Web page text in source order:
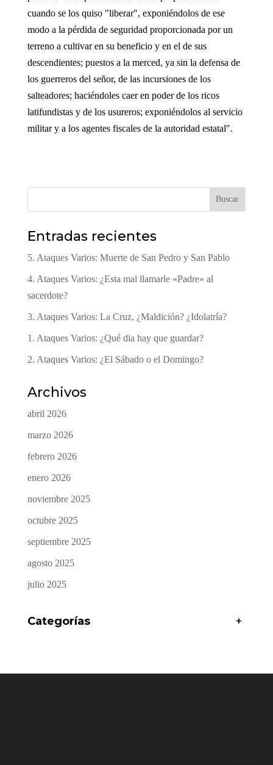
cuando se los quiso "liberar", exponiéndolos de ese
modo a la pérdida de seguridad proporcionada por un
terreno a cultivar en su beneficio y en el de sus
descendientes; puestos a la merced, ya sin la defensa de
los guerreros del señor, de las incursiones de los
salteadores; haciéndoles caer en poder de los ricos
latifundistas y de los usureros; exponiéndolos al servicio
militar y a los agentes fiscales de la autoridad estatal".
Buscar
Entradas recientes
5. Ataques Varios: Muerte de San Pedro y San Pablo
4. Ataques Varios: ¿Esta mal llamarle «Padre» al
sacerdote?
3. Ataques Varios: La Cruz, ¿Maldición? ¿Idolatría?
1. Ataques Varios: ¿Qué dia hay que guardar?
2. Ataques Varios: ¿El Sábado o el Domingo?
Archivos
abril 2026
marzo 2026
febrero 2026
enero 2026
noviembre 2025
octubre 2025
septiembre 2025
agosto 2025
julio 2025
Categorías +